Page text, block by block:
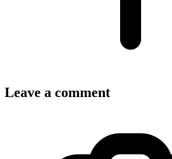
Leave a comment